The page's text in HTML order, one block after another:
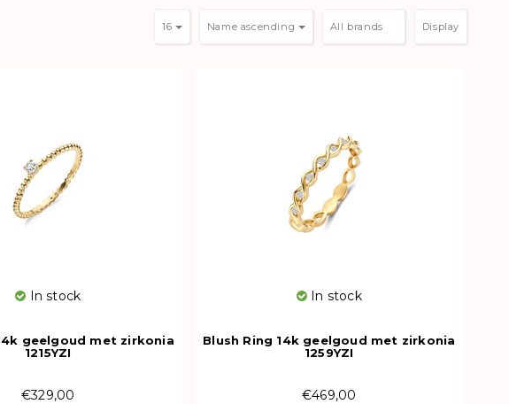
Display
Name ascending
16
In stock
geelgoud met zirkonia
1215YZI
€329,00
In stock
Blush Ring 14k geelgoud met zirkonia
1259YZI
€469,00